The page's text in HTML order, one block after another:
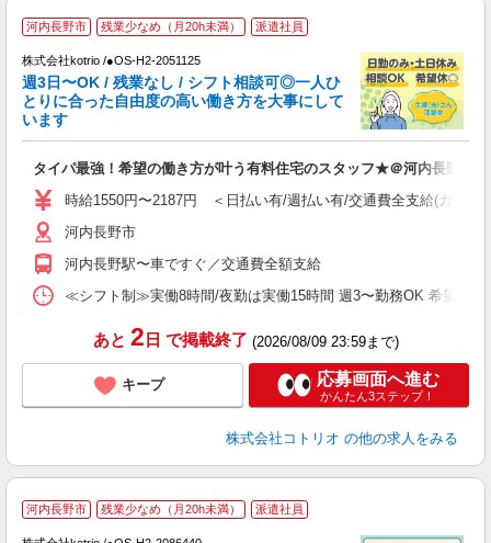
河内長野市 残業少なめ（月20h未満） 派遣社員
株式会社kotrio /●OS-H2-2051125
週3日〜OK / 残業なし / シフト相談可◎一人ひ
とりに合った自由度の高い働き方を大事にして
います
タイパ最強！希望の働き方が叶う有料住宅のスタッフ★＠河内長野駅
時給1550円〜2187円 ＜日払い有/週払い有/交通費全支給(ガソリ
河内長野市
河内長野駅〜車ですぐ／交通費全額支給
≪シフト制≫実働8時間/夜勤は実働15時間 週3〜勤務OK 希望シ
あと 2 日 で掲載終了 (2026/08/09 23:59まで)
キープ 応募画面へ進む
かんたん3ステップ！
株式会社コトリオ の他の求人をみる
河内長野市 残業少なめ（月20h未満） 派遣社員